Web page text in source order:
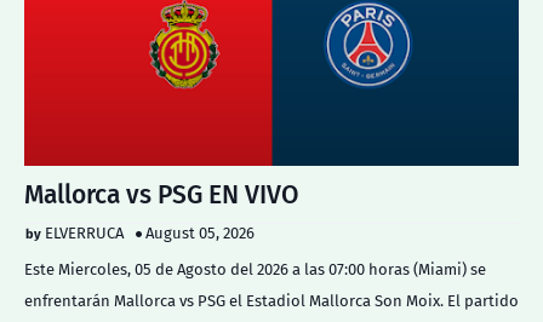
Mallorca vs PSG EN VIVO
ELVERRUCA
August 05, 2026
Este Miercoles, 05 de Agosto del 2026 a las 07:00 horas (Miami) se
enfrentarán Mallorca vs PSG el Estadiol Mallorca Son Moix. El partido